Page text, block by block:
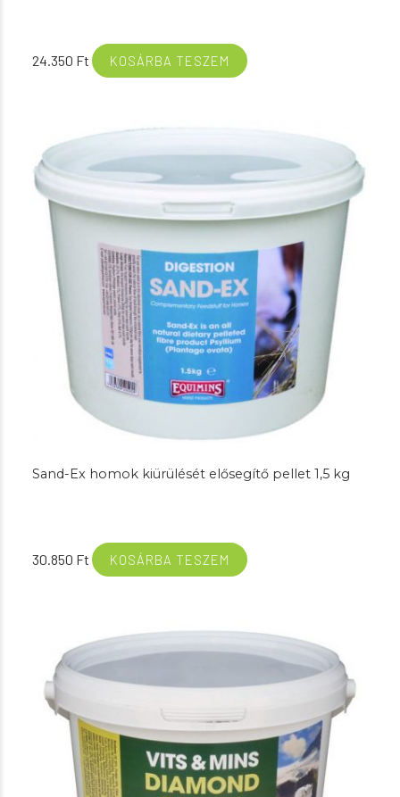
24.350 Ft KOSÁRBA TESZEM
Sand-Ex homok kiürülését elősegítő pellet 1,5 kg
30.850 Ft KOSÁRBA TESZEM